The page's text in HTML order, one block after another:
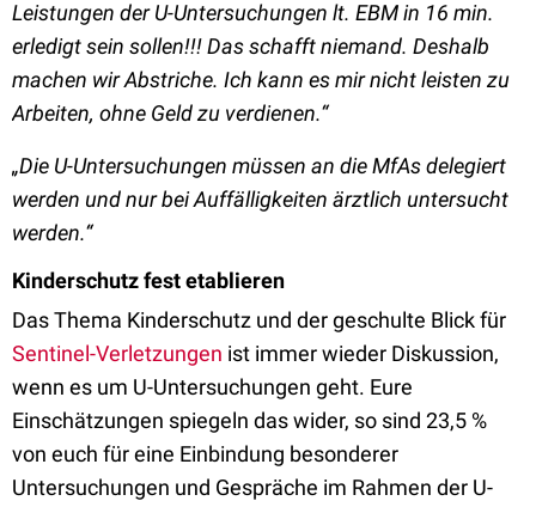
Leistungen der U-Untersuchungen lt. EBM in 16 min.
erledigt sein sollen!!! Das schafft niemand. Deshalb
machen wir Abstriche. Ich kann es mir nicht leisten zu
Arbeiten, ohne Geld zu verdienen.“
„Die U-Untersuchungen müssen an die MfAs delegiert
werden und nur bei Auffälligkeiten ärztlich untersucht
werden.“
Kinderschutz fest etablieren
Das Thema Kinderschutz und der geschulte Blick für
Sentinel-Verletzungen ist immer wieder Diskussion,
wenn es um U-Untersuchungen geht. Eure
Einschätzungen spiegeln das wider, so sind 23,5 %
von euch für eine Einbindung besonderer
Untersuchungen und Gespräche im Rahmen der U-